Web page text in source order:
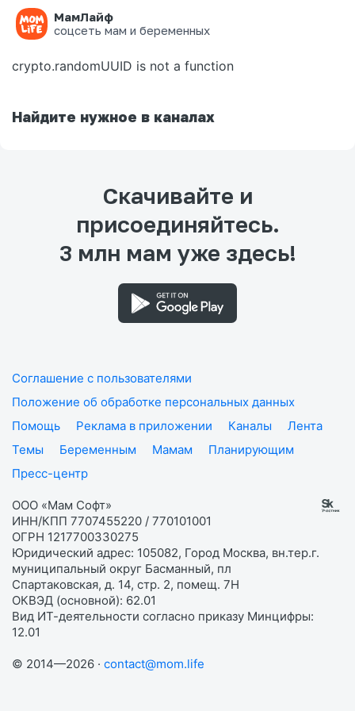
МамЛайф
соцсеть мам и беременных
Ошибка на странице
crypto.randomUUID is not a function
Найдите нужное в каналах
Скачивайте и
присоединяйтесь.
3 млн мам уже здесь!
Соглашение с пользователями
Положение об обработке персональных данных
Помощь
Реклама в приложении Каналы
Лента
Темы
Беременным Мамам
Планирующим
Пресс-центр
ООО «Мам Софт»
ИНН/КПП 7707455220 / 770101001
ОГРН 1217700330275
Юридический адрес: 105082, Город Москва, вн.тер.г.
муниципальный округ Басманный, пл
Спартаковская, д. 14, стр. 2, помещ. 7Н
ОКВЭД (основной): 62.01
Вид ИТ-деятельности согласно приказу Минцифры:
12.01
© 2014—2026 · contact@mom.life